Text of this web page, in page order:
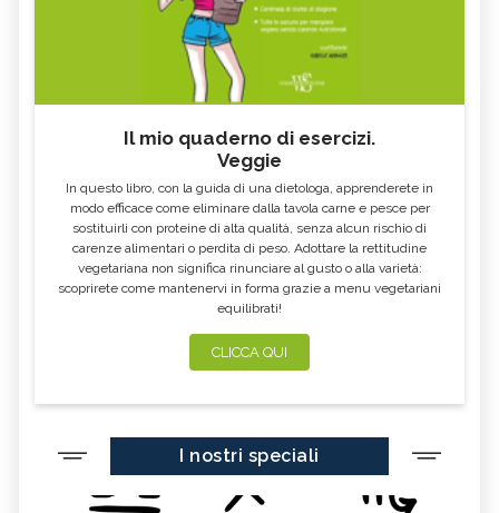
Il mio quaderno di esercizi.
Veggie
In questo libro, con la guida di una dietologa, apprenderete in
modo efficace come eliminare dalla tavola carne e pesce per
sostituirli con proteine di alta qualità, senza alcun rischio di
carenze alimentari o perdita di peso. Adottare la rettitudine
vegetariana non significa rinunciare al gusto o alla varietà:
scoprirete come mantenervi in forma grazie a menu vegetariani
equilibrati!
CLICCA QUI
I nostri speciali